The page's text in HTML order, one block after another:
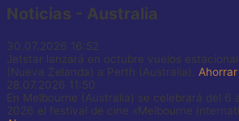
Noticias - Australia
30.07.2026 16:52
Jetstar lanzará en octubre vuelos
(Nueva Zelanda) a Perth (Australia).
Ahorrar
28.07.2026 11:50
En Melbourne (Australia) se celebrará del 6
2026 el festival de cine «Melbourne